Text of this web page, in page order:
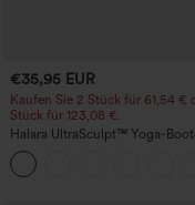
€35,95 EUR
Kaufen Sie 2 Stück für 61,54 €
Stück für 123,08 €.
Halara UltraSculpt™ Yoga-
Leggings mit hoher Taille,
bauchformender Unterstützung
Tasche